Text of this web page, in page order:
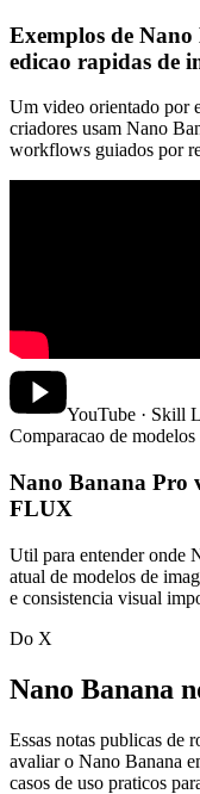
Exemplos de
edicao rapidas de
Um video orientado por
criadores usam Nano
workflows guiados por
YouTube · Skill
Comparacao de modelos
Nano Banana Pro
FLUX
Util para entender onde
atual de modelos de
e consistencia visual
Do X
Nano Banana
Essas notas publicas de
avaliar o Nano Banana
casos de uso praticos